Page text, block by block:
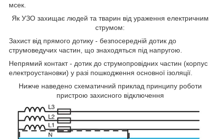
мсек.
Як УЗО захищає людей та тварин від ураження електричним
струмом:
Захист від прямого дотику - безпосередній дотик до
струмоведучих частин, що знаходяться під напругою.
Непрямий контакт - дотик до струмопровідних частин (корпус
електроустановки) у разі пошкодження основної ізоляції.
Нижче наведено схематичний приклад принципу роботи
пристрою захисного відключення